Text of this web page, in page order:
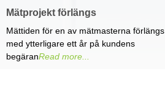
Mätprojekt förlängs
Mättiden för en av mätmasterna förlängs
med ytterligare ett år på kundens
begäranRead more...